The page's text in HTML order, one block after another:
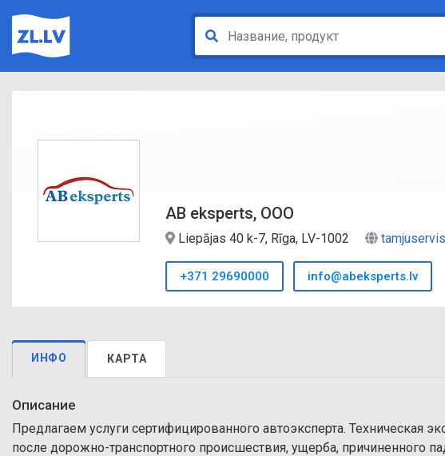
AB eksperts, ООО
Liepājas 40 k-7, Rīga, LV-1002
+371 29690000 info@abeksperts.lv
ИНФО КАРТА
Описание
Предлагаем услуги сертифицированного автоэксперта. Техническая
после дорожно-транспортного происшествия, ущерба, причиненного